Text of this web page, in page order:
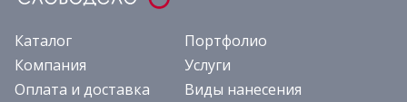
Каталог
Портфолио
Компания
Услуги
Оплата и доставка
Виды нанесения